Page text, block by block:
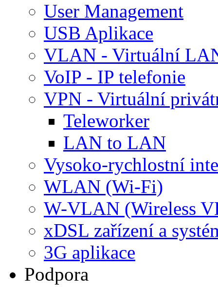
User Management
USB Aplikace
VLAN - Virtuální
VoIP - IP telefonie
VPN - Virtuální
Teleworker
LAN to LAN
Vysoko-rychlostní
WLAN (Wi-Fi)
W-VLAN (Wireless
xDSL zařízení a
3G aplikace
Podpora